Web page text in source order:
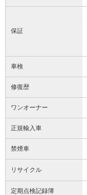
保証
車検
修復歴
ワンオーナー
正規輸入車
禁煙車
リサイクル
定期点検記録簿